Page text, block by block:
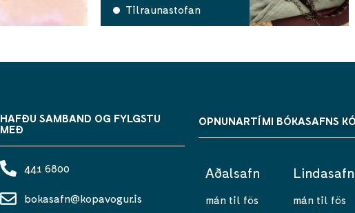
Tilraunastofan
HAFÐU SAMBAND OG FYLGSTU
MEÐ
441 6800
bokasafn@kopavogur.is
OPNUNARTÍMI BÓKASAFNS
Aðalsafn
mán til fös
Lindasafn
mán til fös